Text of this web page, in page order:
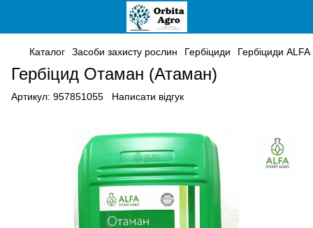
Каталог Засоби захисту рослин Гербіциди Гербіциди
Гербіцид Отаман (Атаман)
Артикул: 957851055 Написати відгук